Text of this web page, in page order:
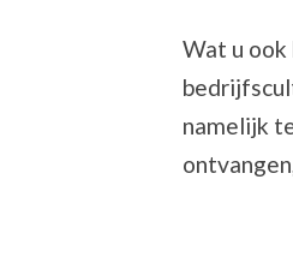
Wat u ook
namelijk